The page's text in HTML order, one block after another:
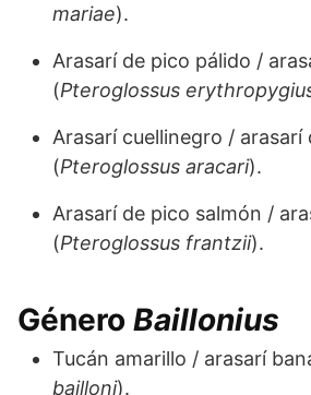
mariae).
Arasarí de pico pálido /
(Pteroglossus
Arasarí cuellinegro / arasarí
(Pteroglossus aracari).
Arasarí de pico salmón /
(Pteroglossus frantzii).
Género Baillonius
Tucán amarillo / arasarí
bailloni).